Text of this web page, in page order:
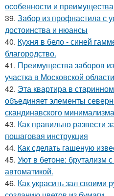
особенности и преимущества
39. Забор из профнастила с
достоинства и нюансы
40. Кухня в бело - синей
благородство.
41. Преимущества заборов
участка в Московской области
42. Эта квартира в
объединяет элементы
скандинавского
43. Как правильно развести
пошаговая инструкция
44. Как сделать гашеную
45. Уют в бетоне: брутализм
автоматикой.
46. Как украсить зал своими